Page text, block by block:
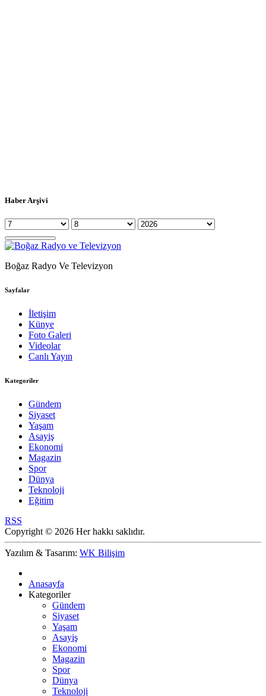
Haber Arşivi
Boğaz Radyo Ve Televizyon
Sayfalar
İletişim
Künye
Foto Galeri
Videolar
Canlı Yayın
Kategoriler
Gündem
Siyaset
Yaşam
Asayiş
Ekonomi
Magazin
Spor
Dünya
Teknoloji
Eğitim
RSS
Copyright © 2026 Her hakkı saklıdır.
Yazılım & Tasarım: WK Bilişim
Anasayfa
Kategoriler
Gündem
Siyaset
Yaşam
Asayiş
Ekonomi
Magazin
Spor
Dünya
Teknoloji